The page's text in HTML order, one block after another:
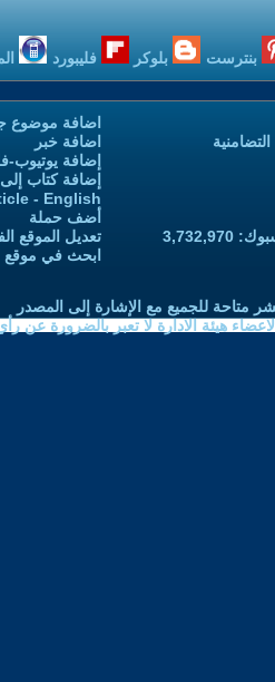
بنترست بلوكر فليبورد
اضافة موضوع
اضافة خبر
إضافة يوتيوب-
إضافة كتاب
- English
أضف حملة
تعديل الموقع
ابحث في موقع
متاحة للجميع مع الإشارة إلى المصدر
هيئة الادارة لا تعبر بالضرورة عن